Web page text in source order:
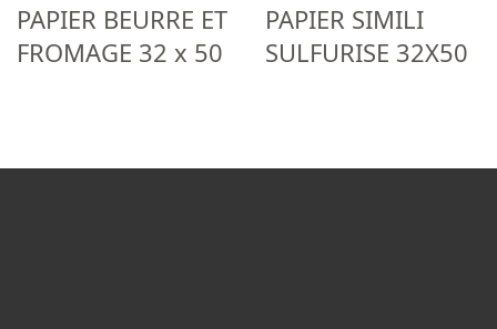
PAPIER BEURRE ET
FROMAGE 32 x 50
PAPIER SIMILI
SULFURISE 32X50